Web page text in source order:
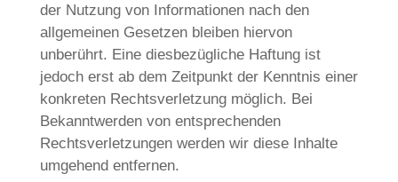
der Nutzung von Informationen nach den
allgemeinen Gesetzen bleiben hiervon
unberührt. Eine diesbezügliche Haftung ist
jedoch erst ab dem Zeitpunkt der Kenntnis einer
konkreten Rechtsverletzung möglich. Bei
Bekanntwerden von entsprechenden
Rechtsverletzungen werden wir diese Inhalte
umgehend entfernen.